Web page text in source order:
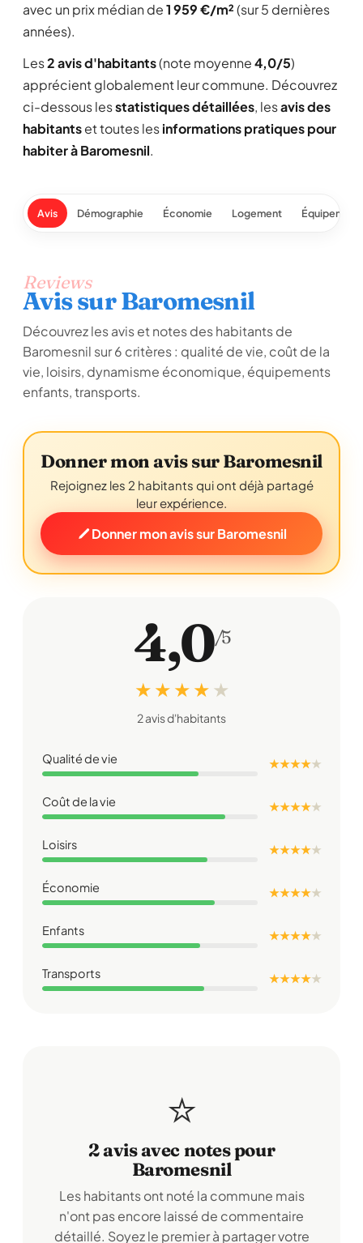
avec un prix médian de1 959 €/m²(sur 5 dernières
années).
Les2 avis d'habitants(note moyenne4,0/5)
apprécient globalement leur commune. Découvrez
ci-dessous lesstatistiques détaillées, lesavis des
habitantset toutes lesinformations pratiques pour
habiter à Baromesnil.
Avis Démographie Économie Logement
Reviews
Avis sur Baromesnil
Découvrez les avis et notes des habitants de
Baromesnil sur 6 critères : qualité de vie, coût de la
vie, loisirs, dynamisme économique, équipements
enfants, transports.
Donner mon avis sur Baromesnil
Rejoignez les 2 habitants qui ont déjà partagé
leur expérience.
Donner mon avis sur Baromesnil
4,0/5
★ ★ ★ ★ ★
2 avis d'habitants
Qualité de vie ★ ★ ★ ★★
Coût de la vie ★ ★ ★ ★★
Loisirs ★ ★ ★ ★★
Économie ★ ★ ★ ★★
Enfants ★ ★ ★ ★★
Transports ★ ★ ★ ★★
⭐
2 avis avec notes pour
Baromesnil
Les habitants ont noté la commune mais
n'ont pas encore laissé de commentaire
détaillé. Soyez le premier à partager votre